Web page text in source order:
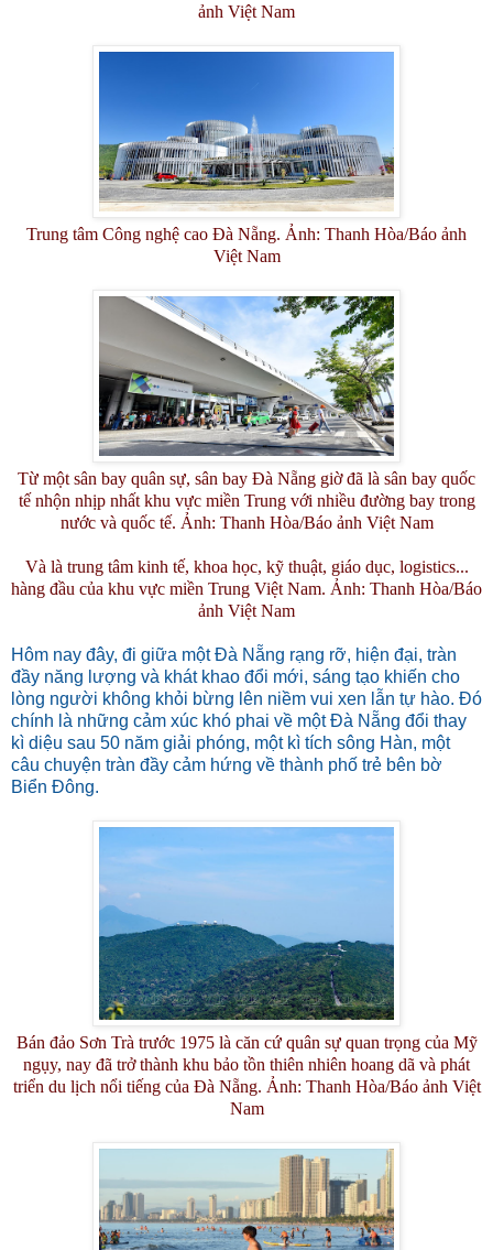
ảnh Việt Nam
Trung tâm Công nghệ cao Đà Nẵng. Ảnh: Thanh Hòa/Báo ảnh
Việt Nam
Từ một sân bay quân sự, sân bay Đà Nẵng giờ đã là sân bay quốc
tế nhộn nhịp nhất khu vực miền Trung với nhiều đường bay trong
nước và quốc tế. Ảnh: Thanh Hòa/Báo ảnh Việt Nam
Và là trung tâm kinh tế, khoa học, kỹ thuật, giáo dục, logistics...
hàng đầu của khu vực miền Trung Việt Nam. Ảnh: Thanh Hòa/Báo
ảnh Việt Nam
Hôm nay đây, đi giữa một Đà Nẵng rạng rỡ, hiện đại, tràn
đầy năng lượng và khát khao đổi mới, sáng tạo khiến cho
lòng người không khỏi bừng lên niềm vui xen lẫn tự hào. Đó
chính là những cảm xúc khó phai về một Đà Nẵng đổi thay
kì diệu sau 50 năm giải phóng, một kì tích sông Hàn, một
câu chuyện tràn đầy cảm hứng về thành phố trẻ bên bờ
Biển Đông.
Bán đảo Sơn Trà trước 1975 là căn cứ quân sự quan trọng của Mỹ
ngụy, nay đã trở thành khu bảo tồn thiên nhiên hoang dã và phát
triển du lịch nổi tiếng của Đà Nẵng. Ảnh: Thanh Hòa/Báo ảnh Việt
Nam